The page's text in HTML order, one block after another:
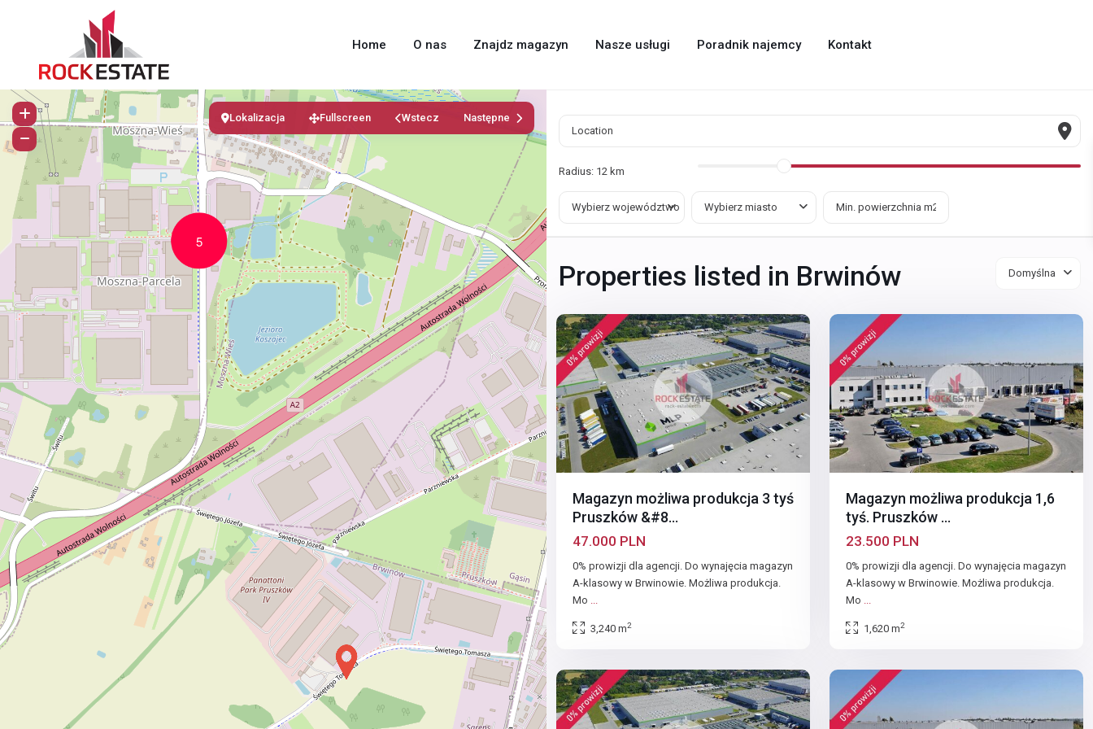
Home O nas Znajdz magazyn Nasze usługi Poradnik najemcy Kontakt
5
Lokalizacja Fullscreen Wstecz Następne
Radius: 12 km
Wybierz województwo Wybierz miasto
Domyślna
Properties listed in Brwinów
6
Magazyn możliwa produkcja 3 tyś
Pruszków &#8...
47.000 PLN
0% prowizji dla agencji. Do wynajęcia magazyn
A-klasowy w Brwinowie. Możliwa produkcja.
Mo
3,240 m2
Magazyn możliwa produkcja 1,6
tyś. Pruszków ...
23.500 PLN
0% prowizji dla agencji. Do wynajęcia magazyn
A-klasowy w Brwinowie. Możliwa produkcja.
Mo
1,620 m2
0